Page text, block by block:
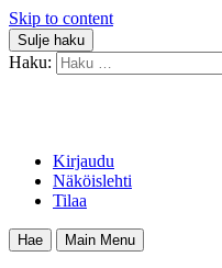
Skip to content
Sulje haku
Haku:
Kirjaudu
Näköislehti
Tilaa
Hae Main Menu